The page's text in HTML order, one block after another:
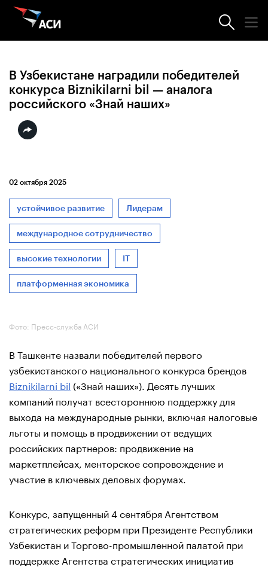
Новости АСИ
В Узбекистане наградили победителей
конкурса Biznikilarni bil — аналога
российского «Знай наших»
02 октября 2025
устойчивое развитие Лидерам
международное сотрудничество
высокие технологии IT
платформенная экономика
Фото: Пресс-служба АСИ
В Ташкенте назвали победителей первого
узбекистанского национального конкурса брендов
Biznikilarni bil («Знай наших»). Десять лучших
компаний получат всестороннюю поддержку для
выхода на международные рынки, включая налоговые
льготы и помощь в продвижении от ведущих
российских партнеров: продвижение на
маркетплейсах, менторское сопровождение и
участие в ключевых деловых форумах.
Конкурс, запущенный 4 сентября Агентством
стратегических реформ при Президенте Республики
Узбекистан и Торгово-промышленной палатой при
поддержке Агентства стратегических инициатив